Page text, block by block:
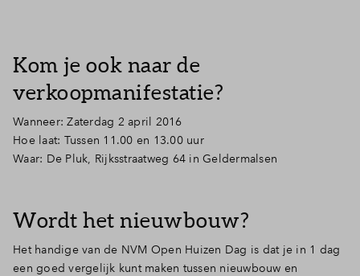
Kom je ook naar de
verkoopmanifestatie?
Wanneer: Zaterdag 2 april 2016
Hoe laat: Tussen 11.00 en 13.00 uur
Waar: De Pluk, Rijksstraatweg 64 in Geldermalsen
Wordt het nieuwbouw?
Het handige van de NVM Open Huizen Dag is dat je in 1 dag
een goed vergelijk kunt maken tussen nieuwbouw en